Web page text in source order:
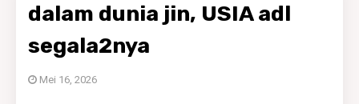
dalam dunia jin, USIA adl
segala2nya
Mei 16, 2026